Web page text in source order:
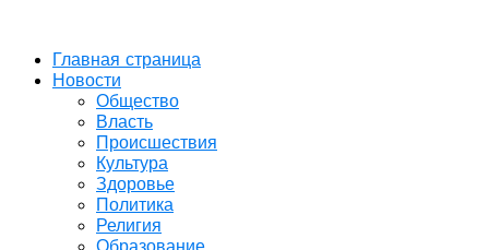
Главная страница
Новости
Общество
Власть
Происшествия
Культура
Здоровье
Политика
Религия